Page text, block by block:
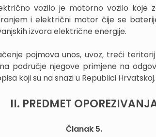
vozilo je motorno vozilo koje
i električni motor čije se
izvora električne energije.
pojmova unos, uvoz, treći
područje njegove primjene na
koji su na snazi u Republici Hrvatskoj.
II. PREDMET
Članak 5.